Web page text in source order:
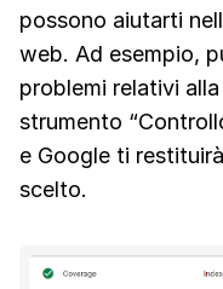
possono aiutarti
web. Ad esempio,
problemi relativi
strumento
e Google ti
scelto.